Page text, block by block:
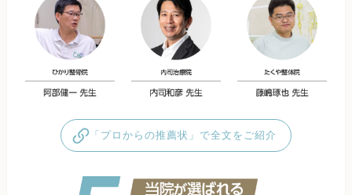
「プロからの推薦状」で全文をご紹介